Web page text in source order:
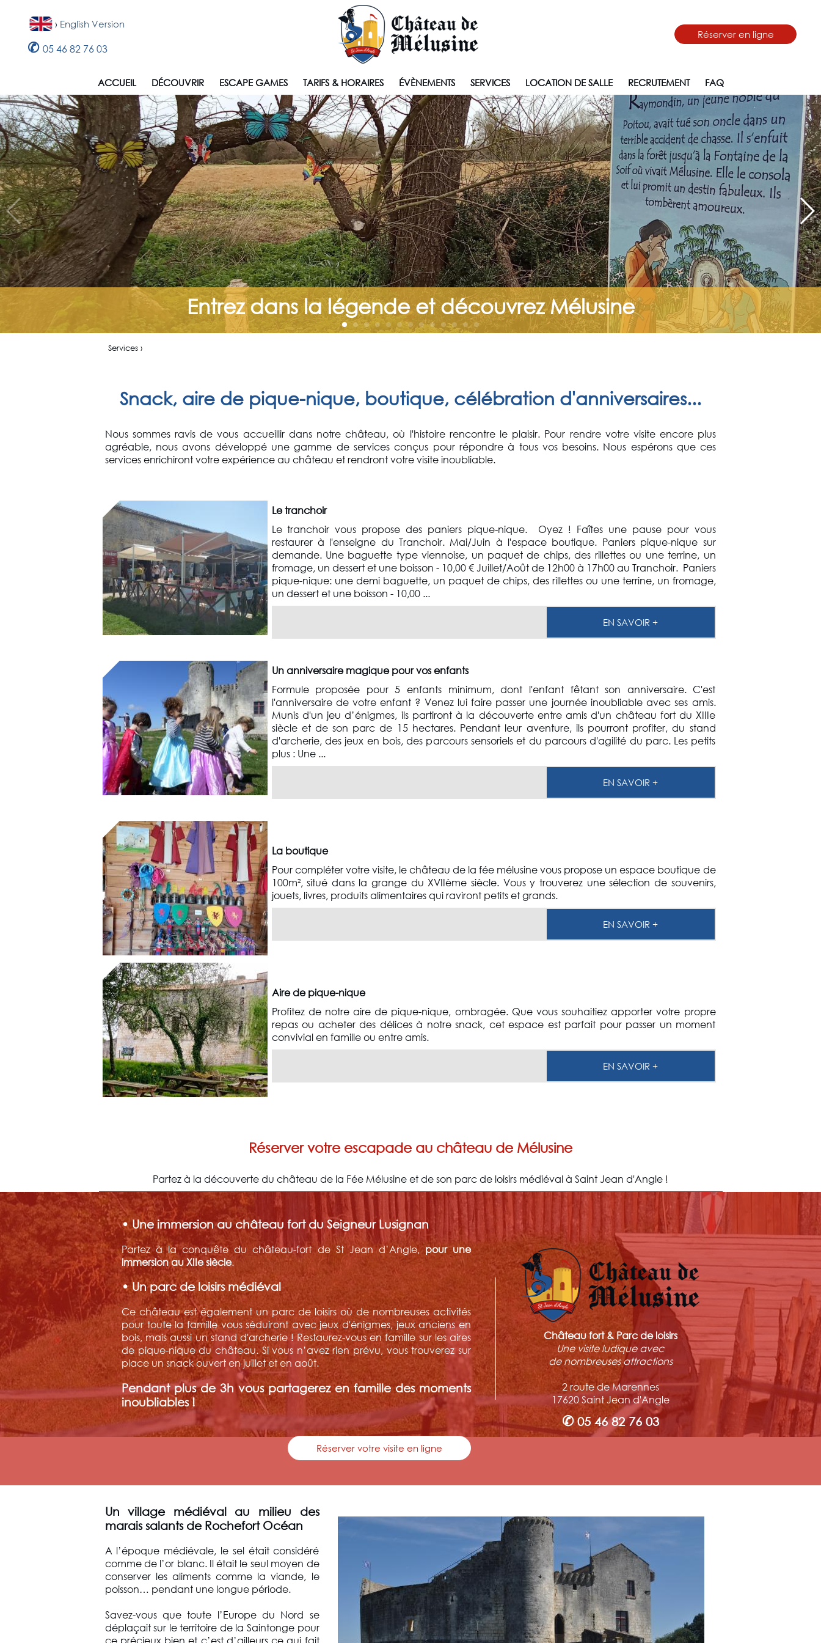
Réserver en ligne
› English Version
✆ 05 46 82 76 03
ACCUEIL DÉCOUVRIR ESCAPE GAMES TARIFS & HORAIRES ÉVÈNEMENTS SERVICES LOCATION DE SALLE RECRUTEMENT FAQ
Entrez dans la légende et découvrez Mélusine
Services ›
Snack, aire de pique-nique, boutique, célébration d'anniversaires...
Nous sommes ravis de vous accueillir dans notre château, où l'histoire rencontre le plaisir. Pour rendre votre visite encore plus
agréable, nous avons développé une gamme de services conçus pour répondre à tous vos besoins. Nous espérons que ces
services enrichiront votre expérience au château et rendront votre visite inoubliable.
Le tranchoir
Le tranchoir vous propose des paniers pique-nique. Oyez ! Faîtes une pause pour vous
restaurer à l'enseigne du Tranchoir. Mai/Juin à l'espace boutique. Paniers pique-nique sur
demande. Une baguette type viennoise, un paquet de chips, des rillettes ou une terrine, un
fromage, un dessert et une boisson - 10,00 € Juillet/Août de 12h00 à 17h00 au Tranchoir. Paniers
pique-nique: une demi baguette, un paquet de chips, des rillettes ou une terrine, un fromage,
un dessert et une boisson - 10,00 ...
EN SAVOIR +
Un anniversaire magique pour vos enfants
Formule proposée pour 5 enfants minimum, dont l'enfant fêtant son anniversaire. C'est
l'anniversaire de votre enfant ? Venez lui faire passer une journée inoubliable avec ses amis.
Munis d'un jeu d’énigmes, ils partiront à la découverte entre amis d'un château fort du XIIIe
siècle et de son parc de 15 hectares. Pendant leur aventure, ils pourront profiter, du stand
d'archerie, des jeux en bois, des parcours sensoriels et du parcours d'agilité du parc. Les petits
plus : Une ...
EN SAVOIR +
La boutique
Pour compléter votre visite, le château de la fée mélusine vous propose un espace boutique de
100m², situé dans la grange du XVIIème siècle. Vous y trouverez une sélection de souvenirs,
jouets, livres, produits alimentaires qui raviront petits et grands.
EN SAVOIR +
Aire de pique-nique
Profitez de notre aire de pique-nique, ombragée. Que vous souhaitiez apporter votre propre
repas ou acheter des délices à notre snack, cet espace est parfait pour passer un moment
convivial en famille ou entre amis.
EN SAVOIR +
Réserver votre escapade au château de Mélusine
Partez à la découverte du château de la Fée Mélusine et de son parc de loisirs médiéval à Saint Jean d'Angle !
• Une immersion au château fort du Seigneur Lusignan
Partez à la conquête du château-fort de St Jean d’Angle,pour une
immersion au XIIe siècle.
• Un parc de loisirs médiéval
Ce château est également un parc de loisirs où de nombreuses activités
pour toute la famille vous séduiront avec jeux d'énigmes, jeux anciens en
bois, mais aussi un stand d'archerie ! Restaurez-vous en famille sur les aires
de pique-nique du château. Si vous n’avez rien prévu, vous trouverez sur
place un snack ouvert en juillet et en août.
Pendant plus de 3h vous partagerez en famille des moments
inoubliables !
Réserver votre visite en ligne
Château fort & Parc de loisirs
Une visite ludique avec
de nombreuses attractions
2 route de Marennes
17620 Saint Jean d'Angle
✆05 46 82 76 03
Un village médiéval au milieu des
marais salants de Rochefort Océan
A l’époque médiévale, le sel était considéré
comme de l’or blanc. Il était le seul moyen de
conserver les aliments comme la viande, le
poisson… pendant une longue période.
Savez-vous que toute l’Europe du Nord se
déplaçait sur le territoire de la Saintonge pour
ce précieux bien et c’est d’ailleurs ce qui fait